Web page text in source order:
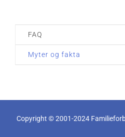
FAQ
Myter og fakta
Copyright © 2001-2024